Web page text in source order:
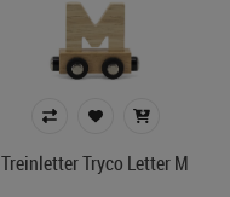
Treinletter Tryco Letter M